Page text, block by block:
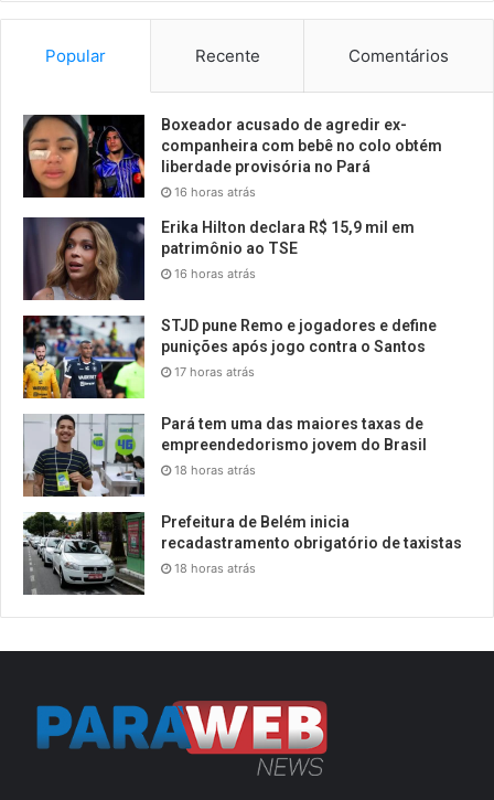
Popular Recente Comentários
Boxeador acusado de agredir ex-
companheira com bebê no colo obtém
liberdade provisória no Pará
16 horas atrás
Erika Hilton declara R$ 15,9 mil em
patrimônio ao TSE
16 horas atrás
STJD pune Remo e jogadores e define
punições após jogo contra o Santos
17 horas atrás
Pará tem uma das maiores taxas de
empreendedorismo jovem do Brasil
18 horas atrás
Prefeitura de Belém inicia
recadastramento obrigatório de taxistas
18 horas atrás